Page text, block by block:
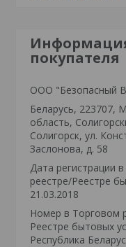
покупателя
ООО "Безопасный
Беларусь, 223707,
область,
Солигорск, ул.
Заслонова, д. 58
Дата регистрации
реестре/Реестре
21.03.2018
Номер в Торговом
Реестре бытовых
Республика